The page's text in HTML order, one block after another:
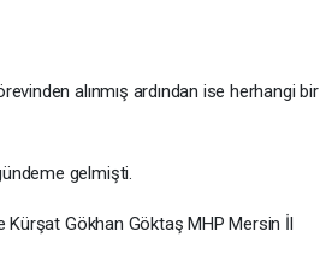
alınmış ardından ise herhangi bir
gelmişti.
Kürşat Gökhan Göktaş MHP Mersin İl